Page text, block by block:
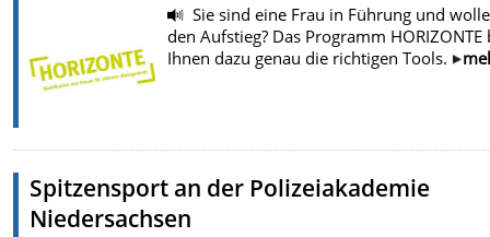
Sie sind eine Frau in Führung und
den Aufstieg? Das Programm HORIZONTE
Ihnen dazu genau die richtigen Tools.
Spitzensport an der Polizeiakademie
Niedersachsen